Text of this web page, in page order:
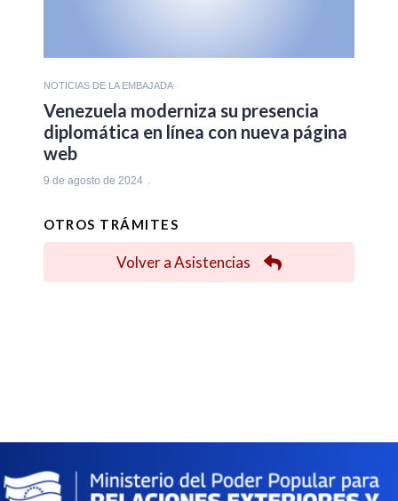
NOTICIAS DE LA EMBAJADA
Venezuela moderniza su presencia
diplomática en línea con nueva página
web
9 de agosto de 2024
OTROS TRÁMITES
Volver a Asistencias